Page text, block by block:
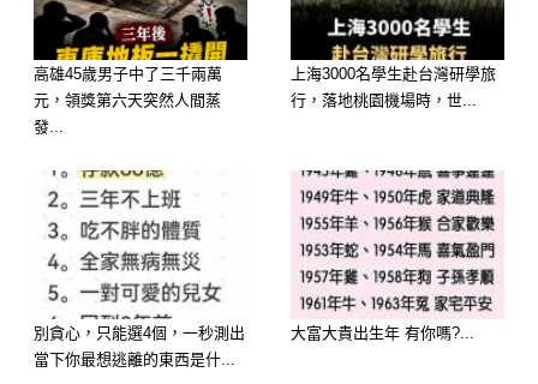
老林越想越不對勁。
如果是野狗，不可能沒有血跡；
如果是人為偷竊，也不可能一點動靜都
沒有。
唯一的可能——就在水裡。
他決定做一個瘋狂的舉動：把整個池塘
高雄45歲男子中了三千兩萬
元，領獎第六天突然人間蒸
發...
上海3000名學生赴台灣研學旅
行，落地桃園機場時，世...
別貪心，只能選4個，一秒測出
當下你最想逃離的東西是什...
大富大貴出生年 有你嗎?...